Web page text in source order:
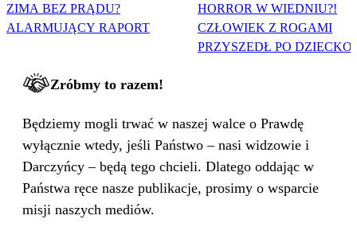
ZIMA BEZ PRĄDU?
ALARMUJĄCY RAPORT
HORROR W WIEDNIU?!
CZŁOWIEK Z ROGAMI
PRZYSZEDŁ PO DZIECKO
Zróbmy to razem!
Będziemy mogli trwać w naszej walce o Prawdę
wyłącznie wtedy, jeśli Państwo – nasi widzowie i
Darczyńcy – będą tego chcieli. Dlatego oddając w
Państwa ręce nasze publikacje, prosimy o wsparcie
misji naszych mediów.